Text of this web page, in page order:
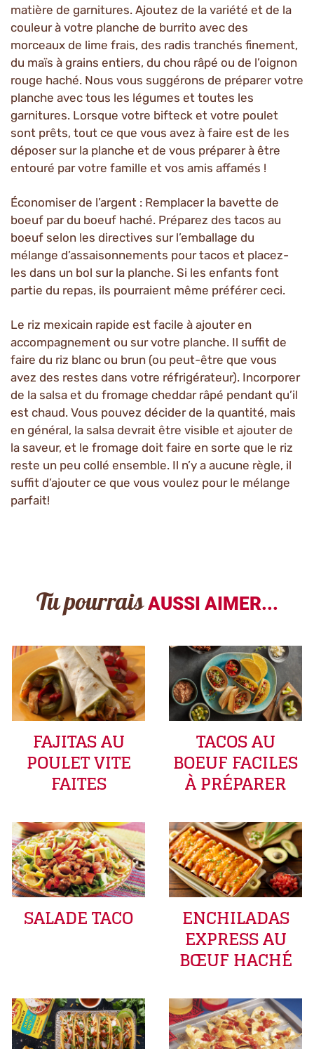
matière de garnitures. Ajoutez de la variété et de la
couleur à votre planche de burrito avec des
morceaux de lime frais, des radis tranchés finement,
du maïs à grains entiers, du chou râpé ou de l’oignon
rouge haché. Nous vous suggérons de préparer votre
planche avec tous les légumes et toutes les
garnitures. Lorsque votre bifteck et votre poulet
sont prêts, tout ce que vous avez à faire est de les
déposer sur la planche et de vous préparer à être
entouré par votre famille et vos amis affamés !
Économiser de l’argent : Remplacer la bavette de
boeuf par du boeuf haché. Préparez des tacos au
boeuf selon les directives sur l’emballage du
mélange d’assaisonnements pour tacos et placez-
les dans un bol sur la planche. Si les enfants font
partie du repas, ils pourraient même préférer ceci.
Le riz mexicain rapide est facile à ajouter en
accompagnement ou sur votre planche. Il suffit de
faire du riz blanc ou brun (ou peut-être que vous
avez des restes dans votre réfrigérateur). Incorporer
de la salsa et du fromage cheddar râpé pendant qu’il
est chaud. Vous pouvez décider de la quantité, mais
en général, la salsa devrait être visible et ajouter de
la saveur, et le fromage doit faire en sorte que le riz
reste un peu collé ensemble. Il n’y a aucune règle, il
suffit d’ajouter ce que vous voulez pour le mélange
parfait!
Tu pourrais AUSSI AIMER...
FAJITAS AU
POULET VITE
FAITES
TACOS AU
BOEUF FACILES
À PRÉPARER
SALADE TACO ENCHILADAS
EXPRESS AU
BŒUF HACHÉ